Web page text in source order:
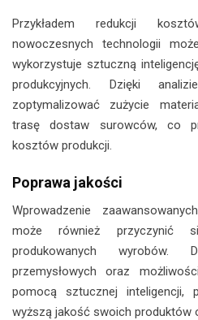
Przykładem redukcji
nowoczesnych technologii
wykorzystuje sztuczną
produkcyjnych. Dzięki
zoptymalizować zużycie
trasę dostaw surowców, co
kosztów produkcji.
Poprawa jakości
Wprowadzenie
może również przyczynić
produkowanych wyrobów.
przemysłowych oraz
pomocą sztucznej inteligencji,
wyższą jakość swoich produktów